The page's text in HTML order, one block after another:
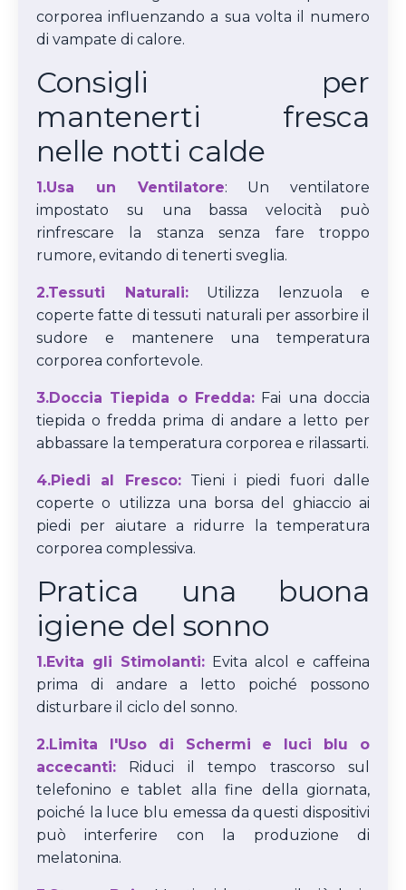
corporea influenzando a sua volta il numero
di vampate di calore.
Consigli per
mantenerti fresca
nelle notti calde
1.Usa un Ventilatore: Un ventilatore
impostato su una bassa velocità può
rinfrescare la stanza senza fare troppo
rumore, evitando di tenerti sveglia.
2.Tessuti Naturali:Utilizza lenzuola e
coperte fatte di tessuti naturali per assorbire il
sudore e mantenere una temperatura
corporea confortevole.
3.Doccia Tiepida o Fredda: Fai una doccia
tiepida o fredda prima di andare a letto per
abbassare la temperatura corporea e rilassarti.
4.Piedi al Fresco:Tieni i piedi fuori dalle
coperte o utilizza una borsa del ghiaccio ai
piedi per aiutare a ridurre la temperatura
corporea complessiva.
Pratica una buona
igiene del sonno
1.Evita gli Stimolanti: Evita alcol e caffeina
prima di andare a letto poiché possono
disturbare il ciclo del sonno.
2.Limita l'Uso di Schermi e luci blu o
accecanti:
Riduci il tempo trascorso sul
telefonino e tablet alla fine della giornata,
poiché la luce blu emessa da questi dispositivi
può interferire con la produzione di
melatonina.